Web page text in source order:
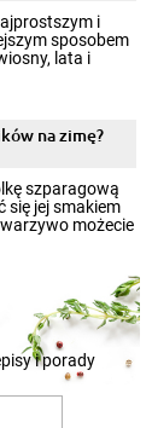
i
sposobem
lata i
oko w sezonie
ze
świeżość
na zimę?
szparagową
się jej smakiem
możecie
i porady